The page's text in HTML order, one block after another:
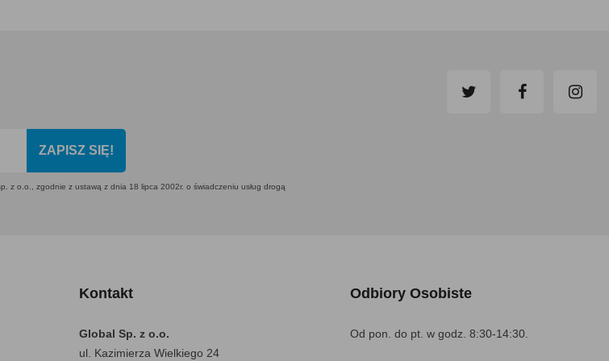
ZAPISZ SIĘ!
z o.o., zgodnie z ustawą z dnia 18 lipca 2002r. o świadczeniu usług drogą
Kontakt
Global Sp. z o.o.
ul. Kazimierza Wielkiego 24
Odbiory Osobiste
Od pon. do pt. w godz. 8:30-14:30.